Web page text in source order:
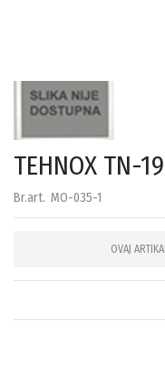
TEHNOX TN-
Br.art. MO-035-1
OVAJ